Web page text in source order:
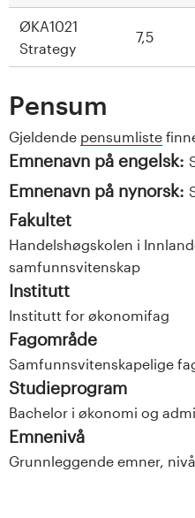
ØKA1021
Strategy
7,5
Pensum
Gjeldende pensumliste
Emnenavn på engelsk:
Emnenavn på nynorsk:
Fakultet
Handelshøgskolen i
samfunnsvitenskap
Institutt
Institutt for økonomifag
Fagområde
Samfunnsvitenskapelige
Studieprogram
Bachelor i økonomi og
Emnenivå
Grunnleggende emner,